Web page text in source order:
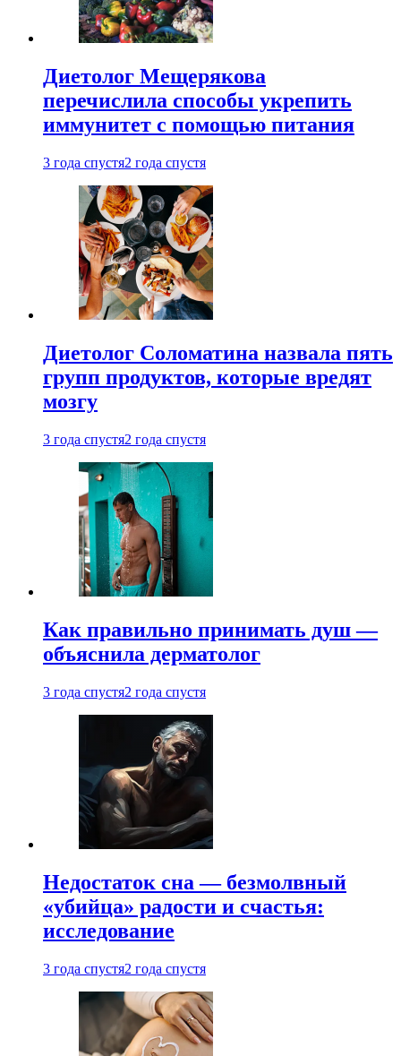
Диетолог Мещерякова
перечислила способы укрепить
иммунитет с помощью питания
3 года спустя2 года спустя
Диетолог Соломатина назвала пять
групп продуктов, которые вредят
мозгу
3 года спустя2 года спустя
Как правильно принимать душ —
объяснила дерматолог
3 года спустя2 года спустя
Недостаток сна — безмолвный
«убийца» радости и счастья:
исследование
3 года спустя2 года спустя